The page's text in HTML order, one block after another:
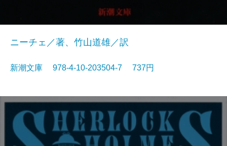
ニーチェ／著、竹山道雄／訳
新潮文庫 978-4-10-203504-7 737円